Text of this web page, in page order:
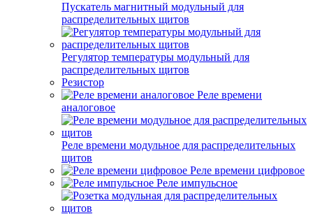
Пускатель магнитный модульный для
распределительных щитов
Регулятор температуры модульный для
распределительных щитов
Резистор
Реле времени
аналоговое
Реле времени модульное для распределительных
щитов
Реле времени цифровое
Реле импульсное